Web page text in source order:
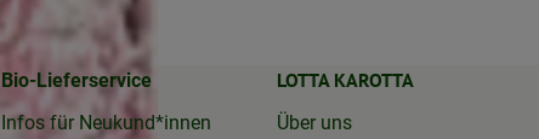
Bio-Lieferservice
Infos für Neukund*innen
LOTTA KAROTTA
Über uns